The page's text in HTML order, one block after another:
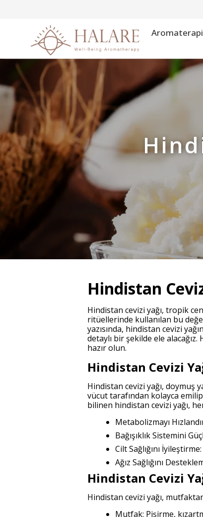
Aromaterapi
Hindistan
Hindistan cevizi yağı, tropik
ritüellerinde kullanılan bu
yazısında, hindistan cevizi
detaylı bir şekilde ele
hazır olun.
Hindistan Cevizi
Hindistan cevizi yağı, doymuş
vücut tarafından kolayca
bilinen hindistan cevizi yağı,
Metabolizmayı
Bağışıklık Sistemini
Cilt Sağlığını
Ağız Sağlığını
Hindistan Cevizi
Hindistan cevizi yağı,
Mutfak: Pişirme,